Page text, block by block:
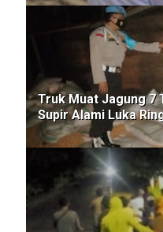
Truk Muat Jagung 7
Supir Alami Luka